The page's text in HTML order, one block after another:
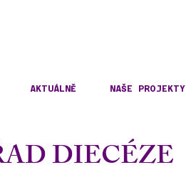
AKTUÁLNĚ NAŠE PROJEKTY
DIECÉZE